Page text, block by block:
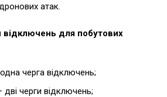
атак.
відключень для побутових
черга відключень;
дві черги відключень;